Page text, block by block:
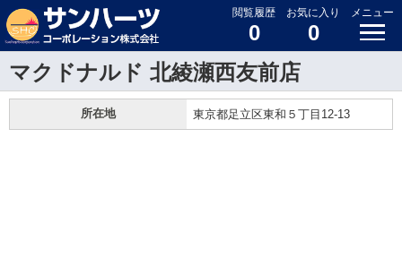
閲覧履歴
0
お気に入り
0
メニュー
マクドナルド 北綾瀬西友前店
所在地 東京都足立区東和５丁目12-13